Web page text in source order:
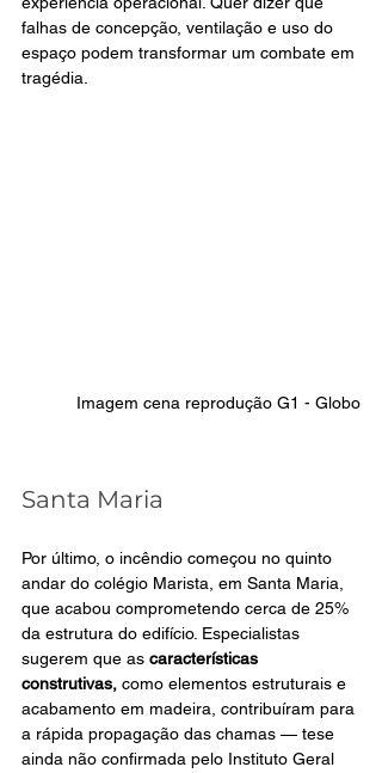
falhas de concepção, ventilação e uso do
espaço podem transformar um combate em
tragédia.
Imagem cena reprodução G1 - Globo
Santa Maria
Por último, o incêndio começou no quinto
andar do colégio Marista, em Santa Maria,
que acabou comprometendo cerca de 25%
da estrutura do edifício. Especialistas
sugerem que as características
construtivas, como elementos estruturais e
acabamento em madeira, contribuíram para
a rápida propagação das chamas — tese
ainda não confirmada pelo Instituto Geral